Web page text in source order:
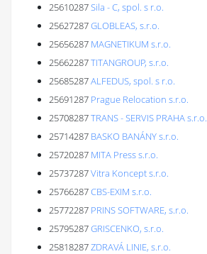
25610287Sila - C, spol. s r.o.
25627287GLOBLEAS, s.r.o.
25656287 MAGNETIKUM s.r.o.
25662287TITANGROUP, s.r.o.
25685287ALFEDUS, spol. s r.o.
25691287 Prague Relocation s.r.o.
25708287TRANS - SERVIS PRAHA s.r.o.
25714287 BASKO BANÁNY s.r.o.
25720287 MITA Press s.r.o.
25737287Vitra Koncept s.r.o.
25766287CBS-EXIM s.r.o.
25772287 PRINS SOFTWARE, s.r.o.
25795287GRISCENKO, s.r.o.
25818287ZDRAVÁ LINIE, s.r.o.